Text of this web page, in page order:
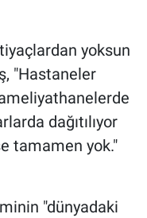
yoksun
"Hastaneler
dağıtılıyor
tamamen yok."
"dünyadaki